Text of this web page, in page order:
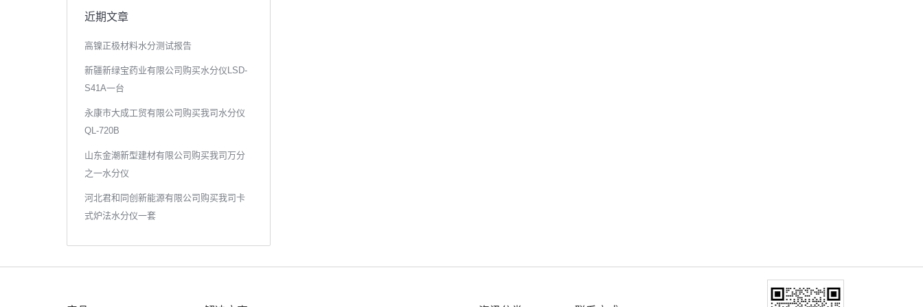
近期文章
高镍正极材料水分测试报告
新疆新绿宝药业有限公司购买水分仪LSD-
S41A一台
永康市大成工贸有限公司购买我司水分仪
QL-720B
山东金潮新型建材有限公司购买我司万分
之一水分仪
河北君和同创新能源有限公司购买我司卡
式炉法水分仪一套